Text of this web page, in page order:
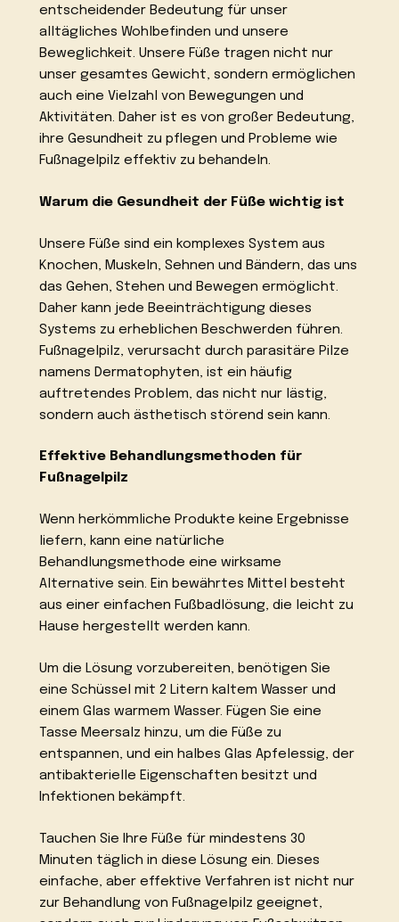
entscheidender Bedeutung für unser
alltägliches Wohlbefinden und unsere
Beweglichkeit. Unsere Füße tragen nicht nur
unser gesamtes Gewicht, sondern ermöglichen
auch eine Vielzahl von Bewegungen und
Aktivitäten. Daher ist es von großer Bedeutung,
ihre Gesundheit zu pflegen und Probleme wie
Fußnagelpilz effektiv zu behandeln.
Warum die Gesundheit der Füße wichtig ist
Unsere Füße sind ein komplexes System aus
Knochen, Muskeln, Sehnen und Bändern, das uns
das Gehen, Stehen und Bewegen ermöglicht.
Daher kann jede Beeinträchtigung dieses
Systems zu erheblichen Beschwerden führen.
Fußnagelpilz, verursacht durch parasitäre Pilze
namens Dermatophyten, ist ein häufig
auftretendes Problem, das nicht nur lästig,
sondern auch ästhetisch störend sein kann.
Effektive Behandlungsmethoden für
Fußnagelpilz
Wenn herkömmliche Produkte keine Ergebnisse
liefern, kann eine natürliche
Behandlungsmethode eine wirksame
Alternative sein. Ein bewährtes Mittel besteht
aus einer einfachen Fußbadlösung, die leicht zu
Hause hergestellt werden kann.
Um die Lösung vorzubereiten, benötigen Sie
eine Schüssel mit 2 Litern kaltem Wasser und
einem Glas warmem Wasser. Fügen Sie eine
Tasse Meersalz hinzu, um die Füße zu
entspannen, und ein halbes Glas Apfelessig, der
antibakterielle Eigenschaften besitzt und
Infektionen bekämpft.
Tauchen Sie Ihre Füße für mindestens 30
Minuten täglich in diese Lösung ein. Dieses
einfache, aber effektive Verfahren ist nicht nur
zur Behandlung von Fußnagelpilz geeignet,